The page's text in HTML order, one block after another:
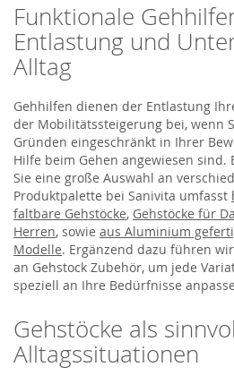
Funktionale
Entlastung und
Alltag
Gehhilfen dienen der Entlastung
der Mobilitätssteigerung bei, wenn
Gründen eingeschränkt in Ihrer
Hilfe beim Gehen angewiesen sind.
Sie eine große Auswahl an
Produktpalette bei Sanivita umfasst
faltbare Gehstöcke, Gehstöcke für
Herren, sowie aus Aluminium
Modelle. Ergänzend dazu führen
an Gehstock Zubehör, um jede
speziell an Ihre Bedürfnisse
Gehstöcke als
Alltagssituationen